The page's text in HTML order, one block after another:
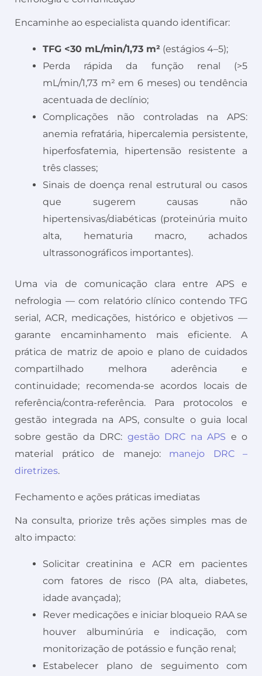
Encaminhe ao especialista quando identificar:
TFG <30 mL/min/1,73 m² (estágios 4–5);
Perda rápida da função renal (>5
mL/min/1,73 m² em 6 meses) ou tendência
acentuada de declínio;
Complicações não controladas na APS:
anemia refratária, hipercalemia persistente,
hiperfosfatemia, hipertensão resistente a
três classes;
Sinais de doença renal estrutural ou casos
que sugerem causas não
hipertensivas/diabéticas (proteinúria muito
alta, hematuria macro, achados
ultrassonográficos importantes).
Uma via de comunicação clara entre APS e
nefrologia — com relatório clínico contendo TFG
serial, ACR, medicações, histórico e objetivos —
garante encaminhamento mais eficiente. A
prática de matriz de apoio e plano de cuidados
compartilhado melhora aderência e
continuidade; recomenda-se acordos locais de
referência/contra-referência. Para protocolos e
gestão integrada na APS, consulte o guia local
sobre gestão da DRC: gestão DRC na APS e o
material prático de manejo: manejo DRC –
diretrizes.
Fechamento e ações práticas imediatas
Na consulta, priorize três ações simples mas de
alto impacto:
Solicitar creatinina e ACR em pacientes
com fatores de risco (PA alta, diabetes,
idade avançada);
Rever medicações e iniciar bloqueio RAA se
houver albuminúria e indicação, com
monitorização de potássio e função renal;
Estabelecer plano de seguimento com